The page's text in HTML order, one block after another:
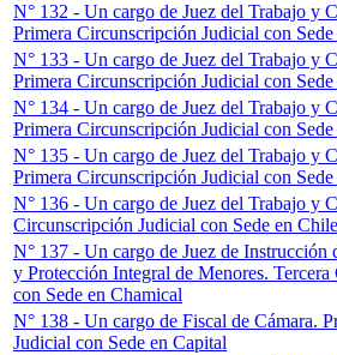
N° 132 - Un cargo de Juez del Trabajo y
Primera Circunscripción Judicial con
N° 133 - Un cargo de Juez del Trabajo y
Primera Circunscripción Judicial con
N° 134 - Un cargo de Juez del Trabajo y
Primera Circunscripción Judicial con
N° 135 - Un cargo de Juez del Trabajo y
Primera Circunscripción Judicial con
N° 136 - Un cargo de Juez del Trabajo y
Circunscripción Judicial con Sede en
N° 137 - Un cargo de Juez de Instrucción
y Protección Integral de Menores.
con Sede en Chamical
N° 138 - Un cargo de Fiscal de Cámara.
Judicial con Sede en Capital